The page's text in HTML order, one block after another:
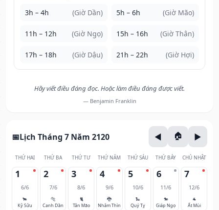
3h – 4h (Giờ Dần) 5h – 6h (Giờ Mão)
11h – 12h (Giờ Ngọ) 15h – 16h (Giờ Thân)
17h – 18h (Giờ Dậu) 21h – 22h (Giờ Hợi)
Hãy viết điều đáng đọc. Hoặc làm điều đáng được viết.
— Benjamin Franklin
Lịch Tháng 7 Năm 2120
THỨ HAI THỨ BA THỨ TƯ THỨ NĂM THỨ SÁU THỨ BẢY CHỦ NHẬT
1
6/6
🐂
Kỷ Sửu
2
7/6
🐅
Canh Dần
3
8/6
🐈
Tân Mão
4
9/6
🐉
Nhâm Thìn
5
10/6
🐍
Quý Tỵ
6
11/6
🐎
Giáp Ngọ
7
12/6
🐐
Ất Mùi